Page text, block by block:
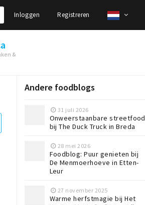
Inloggen Registreren
&
Andere foodblogs
31 juli 2026
Onweerstaanbare streetfood
bij The Duck Truck in Breda
28 mei 2026
Foodblog: Puur genieten bij
De Menmoerhoeve in Etten-
Leur
27 november 2025
Warme herfstmagie bij Het